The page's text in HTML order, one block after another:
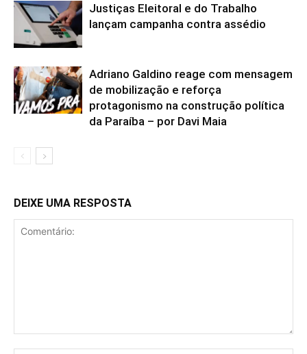
Justiças Eleitoral e do Trabalho
lançam campanha contra assédio
Adriano Galdino reage com mensagem
de mobilização e reforça
protagonismo na construção política
da Paraíba – por Davi Maia
DEIXE UMA RESPOSTA